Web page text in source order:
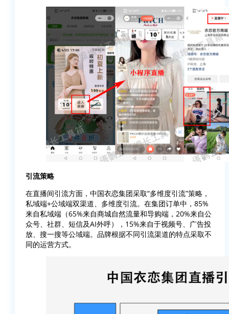
引流策略
在直播间引流方面，中国衣恋集团采取“多维度引流”策略，
私域端+公域端双渠道、多维度引流。在集团订单中，85%
来自私域端（65%来自商城自然流量和导购端，20%来自公
众号、社群、短信及AI外呼），15%来自于视频号、广告投
放、搜一搜等公域端。品牌根据不同引流渠道的特点采取不
同的运营方式。